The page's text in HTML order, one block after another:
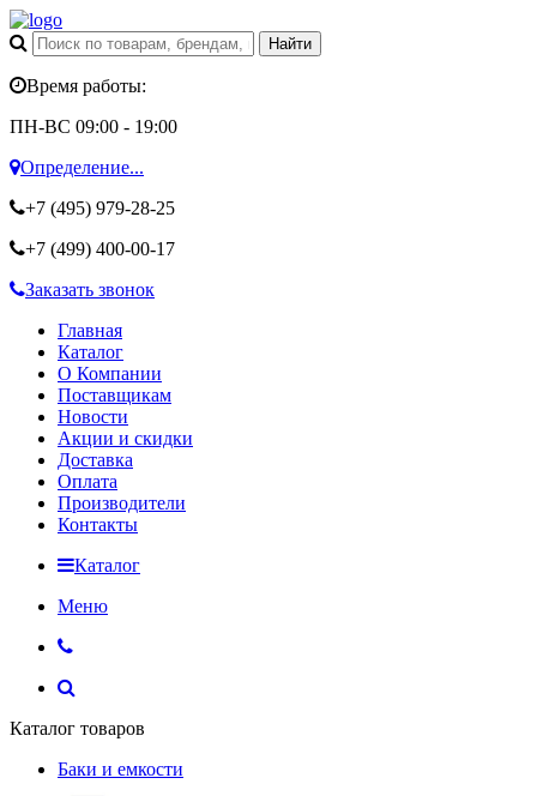
Время работы:
ПН-ВС 09:00 - 19:00
Определение...
+7 (495) 979-28-25
+7 (499) 400-00-17
Заказать звонок
Главная
Каталог
О Компании
Поставщикам
Новости
Акции и скидки
Доставка
Оплата
Производители
Контакты
Каталог
Меню
Каталог товаров
Баки и емкости